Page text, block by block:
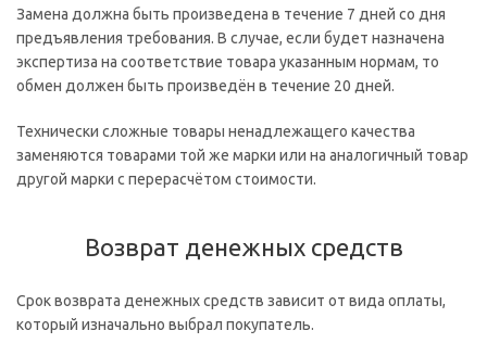
Замена должна быть произведена в течение 7 дней со дня
предъявления требования. В случае, если будет назначена
экспертиза на соответствие товара указанным нормам, то
обмен должен быть произведён в течение 20 дней.
Технически сложные товары ненадлежащего качества
заменяются товарами той же марки или на аналогичный товар
другой марки с перерасчётом стоимости.
Возврат денежных средств
Срок возврата денежных средств зависит от вида оплаты,
который изначально выбрал покупатель.